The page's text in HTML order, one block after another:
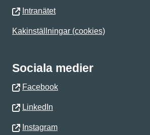
Intranätet
Kakinställningar (cookies)
Sociala medier
Facebook
LinkedIn
Instagram